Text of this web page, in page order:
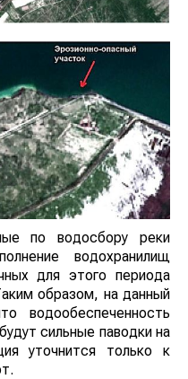
по водосбору реки
водохранилищ
для этого периода
образом, на данный
водообеспеченность
сильные паводки на
уточнится только к